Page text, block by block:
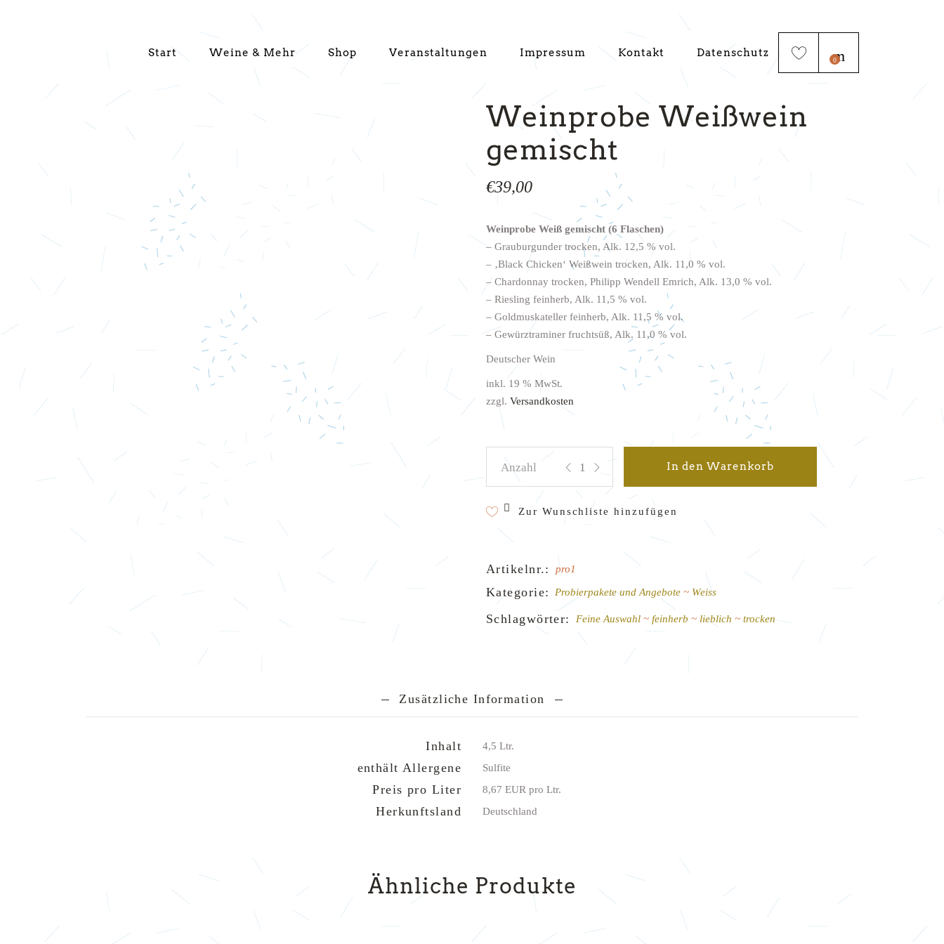
Start Weine & Mehr Shop
Kategorie
Kundeninfo
Warenkorb
Versandkosten
Veranstaltungen Impressum Kontakt Datenschutz
0
Weinprobe Weißwein
gemischt
€39,00
Weinprobe Weiß gemischt (6 Flaschen)
– Grauburgunder trocken, Alk. 12,5 % vol.
– ‚Black Chicken‘ Weißwein trocken, Alk. 11,0 % vol.
– Chardonnay trocken, Philipp Wendell Emrich, Alk. 13,0 % vol.
– Riesling feinherb, Alk. 11,5 % vol.
– Goldmuskateller feinherb, Alk. 11,5 % vol.
– Gewürztraminer fruchtsüß, Alk. 11,0 % vol.
Deutscher Wein
inkl. 19 % MwSt.
zzgl. Versandkosten
Weinprobe Weißwein gemischt quantity
In den Warenkorb
Zur Wunschliste hinzufügen
Artikelnr.: pro1
Kategorie: Probierpakete und Angebote Weiss
Schlagwörter: Feine Auswahl feinherb lieblich trocken
Zusätzliche Information
Inhalt 4,5 Ltr.
enthält Allergene Sulfite
Preis pro Liter 8,67 EUR pro Ltr.
Herkunftsland Deutschland
Ähnliche Produkte